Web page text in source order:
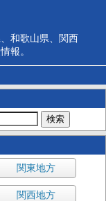
和歌山県、関西
報。
関東地方
関西地方